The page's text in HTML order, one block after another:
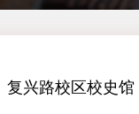
复兴路校区校史馆